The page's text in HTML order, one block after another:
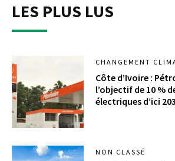
LES PLUS LUS
CHANGEMENT
Côte d’Ivoire :
l’objectif de 10 %
électriques d’ici
NON CLASSÉ